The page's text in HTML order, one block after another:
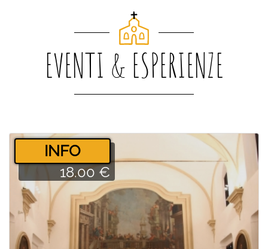
EVENTI & ESPERIENZE
­INFO
18.00 €